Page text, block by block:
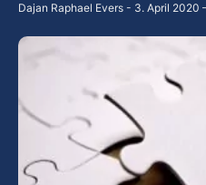
Dajan Raphael Evers 3. April 2020